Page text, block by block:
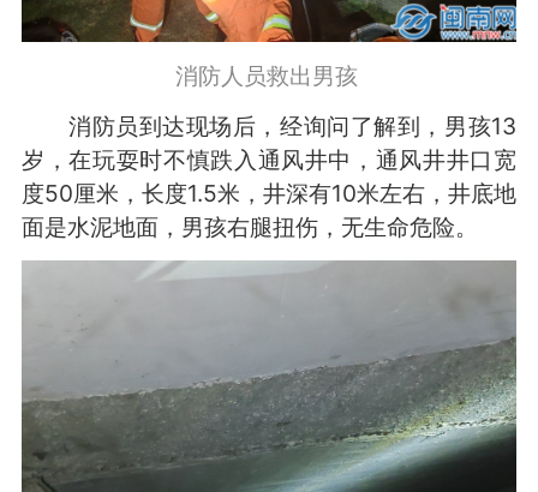
消防人员救出男孩
消防员到达现场后，经询问了解到，男孩13
岁，在玩耍时不慎跌入通风井中，通风井井口 宽
度50厘米，长度1.5米，井深有10米左右，井底地
面是水泥地面，男孩右腿扭伤，无生命危险。